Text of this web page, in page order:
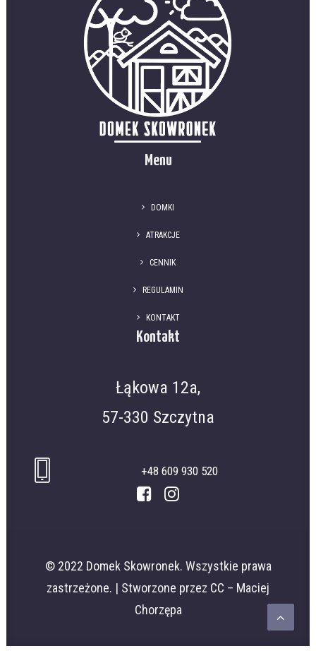
Menu
DOMKI
ATRAKCJE
CENNIK
REGULAMIN
KONTAKT
Kontakt
Łąkowa 12a,
57-330 Szczytna
+48 609 930 520
© 2022 Domek Skowronek. Wszystkie prawa
zastrzeżone. | Stworzone przez CC – Maciej
Chorzępa